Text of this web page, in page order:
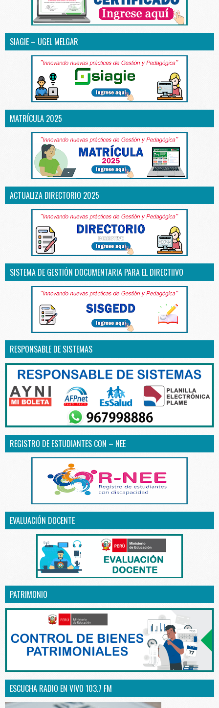
SIAGIE – UGEL MELGAR
MATRÍCULA 2025
ACTUALIZA DIRECTORIO 2025
SISTEMA DE GESTIÓN DOCUMENTARIA PARA EL DIRECTIIVO
RESPONSABLE DE SISTEMAS
REGISTRO DE ESTUDIANTES CON – NEE
EVALUACIÓN DOCENTE
PATRIMONIO
ESCUCHA RADIO EN VIVO 103.7 FM